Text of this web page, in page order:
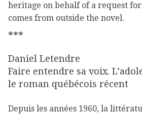
heritage on behalf of a request
comes from outside the novel.
***
Daniel Letendre
Faire entendre sa voix.
le roman québécois récent
Depuis les années 1960, la